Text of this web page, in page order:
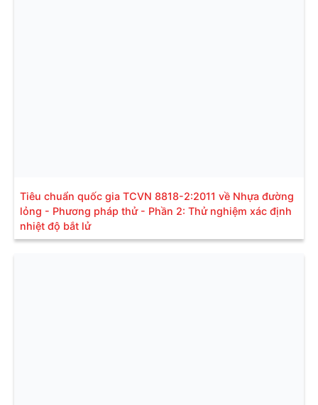
Tiêu chuẩn quốc gia TCVN 8818-2:2011 về Nhựa đường
lỏng - Phương pháp thử - Phần 2: Thử nghiệm xác định
nhiệt độ bắt lử